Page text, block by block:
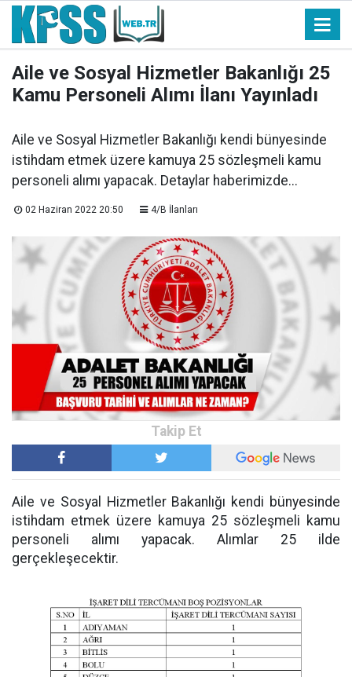
Aile ve Sosyal Hizmetler Bakanlığı 25
Kamu Personeli Alımı İlanı Yayınladı
Aile ve Sosyal Hizmetler Bakanlığı kendi bünyesinde
istihdam etmek üzere kamuya 25 sözleşmeli kamu
personeli alımı yapacak. Detaylar haberimizde...
02 Haziran 2022 20:50 4/B İlanları
Aile ve Sosyal Hizmetler Bakanlığı kendi bünyesinde
istihdam etmek üzere kamuya 25 sözleşmeli kamu
personeli alımı yapacak. Alımlar 25 ilde
gerçekleşecektir.